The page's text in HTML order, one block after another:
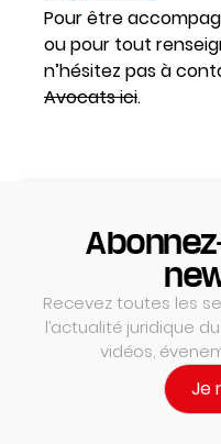
Pour être
ou pour tout
n’hésitez pas à
Avocats ici.
Recevez toutes les
l’actualité juridique
vidéos,
Je